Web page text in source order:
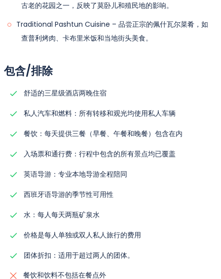
古老的花园之一，反映了莫卧儿和殖民地的影响。
Traditional Pashtun Cuisine – 品尝正宗的佩什瓦尔菜肴，如
查普利烤肉、卡布里米饭和当地街头美食。
包含/排除
舒适的三星级酒店两晚住宿
私人汽车和燃料：所有转移和观光均使用私人车辆
餐饮：每天提供三餐（早餐、午餐和晚餐）包含在内
入场票和通行费：行程中包含的所有景点均已覆盖
英语导游：专业本地导游全程陪同
西班牙语导游的季节性可用性
水：每人每天两瓶矿泉水
价格是每人单独或双人私人旅行的费用
团体折扣：适用于超过两人的团体。
餐饮和饮料不包括在餐点外